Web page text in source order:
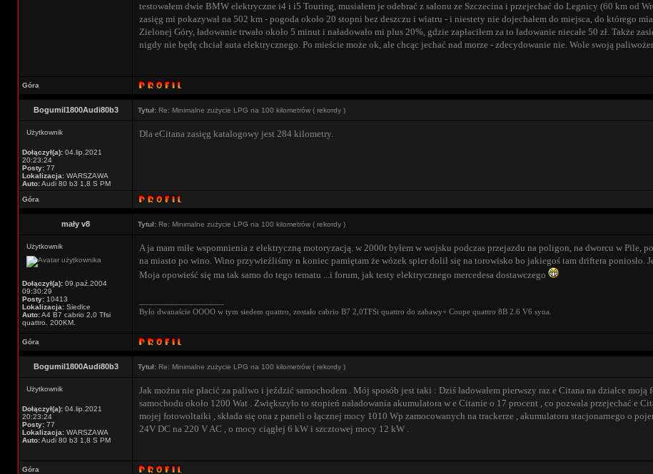
testowałem dwie BMW elektryczne i4 i i5 Touring, musiałem je odebrać z salonu ze Szczecina i przejechać do Legnicy (60 km od
zasięg mi pokazywał na 502 km - pogoda około 20 stopni bez deszczu i wiatru - i niestety nie dojechałem do miejsca, do którego
Zielonej Góry, ładowanie trwało około 5 minut i naładowało mi plus 20%, gdzie zapłaciłem za to ładowanie niecałe 50 zł. Także
nigdy nie będę chciał auta elektrycznego. Po mieście może ok, ale chcąc jechać nad morze - zdecydowanie nie. Wole swoją
Góra
Bogumil1800Audi80b3 Tytuł: Re: Minimalne zużycie LPG na 100 kilometrów ( rekordy )
Użytkownik
Dołączył(a): 04.lip.2021
20:23:24
Posty: 77
Lokalizacja: WARSZAWA
Auto:Audi 80 b3 1,8 S PM
Dla eCitana zasięg katalogowy jest 284 kilometry.
Góra
mały v8 Tytuł: Re: Minimalne zużycie LPG na 100 kilometrów ( rekordy )
Użytkownik
Dołączył(a): 09.paź.2004
09:30:29
Posty: 10413
Lokalizacja: Siedlce
Auto:A4 B7 cabrio 2,0 Tfsi
quattro. 200KM.
A ja mam miłe wspomnienia z elektryczną motoryzacją. w 2000r byłem w wojsku podczas przejazdu na poligon, na dworcu w Pile,
na miasto po wino. Wino przywieźliśmy n koniec pamiętam że wózek spier dolił się na torowisko bo jakiegoś tam driftera poniosło.
Moja opowieść się ma tak samo do tego tematu ...i forum, jak testy elektrycznego mercedesa dostawczego
Było dwanaście OOOO w tym siedem quattro, zostało cabrio B7 2,0TFSi quattro do zabawy+ Coupe quattro 8B 2.6 V6 syna.
Góra
Bogumil1800Audi80b3 Tytuł: Re: Minimalne zużycie LPG na 100 kilometrów ( rekordy )
Użytkownik
Dołączył(a): 04.lip.2021
20:23:24
Posty: 77
Lokalizacja: WARSZAWA
Auto:Audi 80 b3 1,8 S PM
Jak można nie płacić za paliwo i jeździć samochodem . Mój sposób jest taki : Dziś ładowałem pierwszy raz e Citana na działce
samochodu około 1200 Wat . Zwiększyło to stopień naładowania akumulatora w e Citanie o 17 procent , co pozwala przejechać e
mojej fotowoltaiki , składa się ona z paneli o łącznej mocy 1010 Wp zamocowanych na trackerze , akumulatora stacjonarnego o
24V DC na 220 V AC , o mocy ciągłej 6 kW i szcztowej mocy 12 kW .
Góra